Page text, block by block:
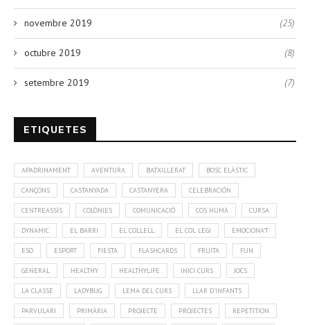
novembre 2019 (25)
octubre 2019 (8)
setembre 2019 (7)
ETIQUETES
APADRINAMENT AVENTURA BATXILLERAT BOSC ELÀSTIC
CANÇONS CASTANYADA CASTANYERA CELEBRACIÓN
CENTREASSÍS COLÒNIES COMUNICACIÓ COS HUMÀ CURSA
DYNAMIC EL BARRI EL COLLELL EL COL·LEGI EMOCIONA'T
ESO ESPORT FIESTA FLASHCARDS FRUITA FUN
GENERAL HEALTHY HEALTHYLIFE INICI CURS JOCS
LA CLASSE LADYBUG LEMA DEL CURS LLAR D'INFANTS
PARVULARI PRIMÀRIA PROJECTE PROJECTES REPETITION